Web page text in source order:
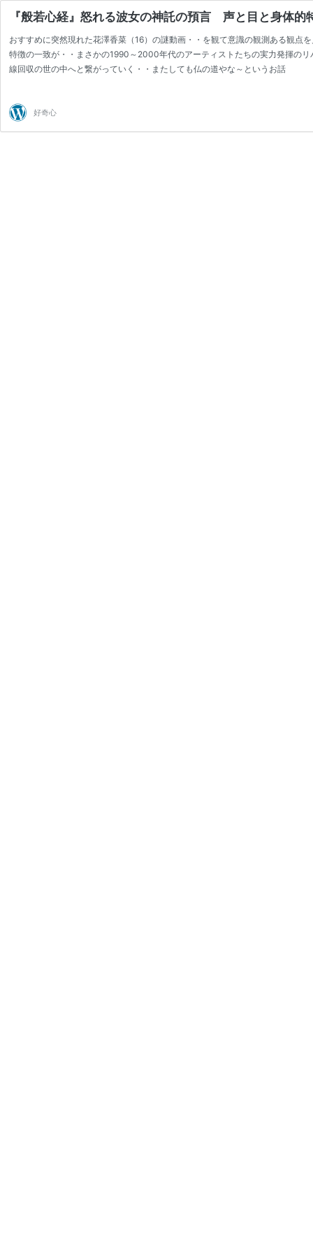
『般若心経』怒れる波女の神託の預言 声と目と身体的
おすすめに突然現れた花澤香菜（16）の謎動画・・を観て意識の観測ある観点
特徴の一致が・・まさかの1990～2000年代のアーティストたちの実力発揮の
線回収の世の中へと繋がっていく・・またしても仏の道やな～というお話
好奇心